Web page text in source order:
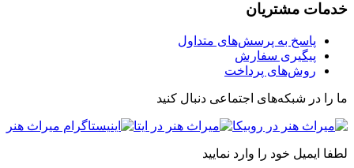
خدمات مشتریان
پاسخ به پرسش‌های متداول
پیگیری سفارش
روش‌های پرداخت
ما را در شبکه‌های اجتماعی دنبال کنید
لطفا ایمیل خود را وارد نمایید